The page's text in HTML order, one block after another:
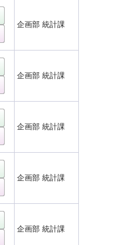
企画部 統計課
企画部 統計課
企画部 統計課
企画部 統計課
企画部 統計課